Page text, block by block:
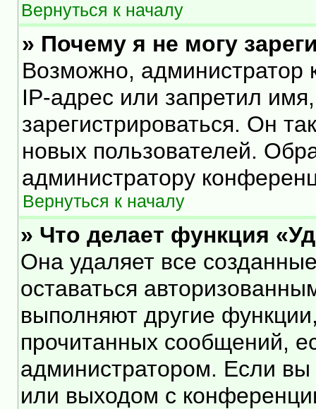
Вернуться к началу
» Почему я не могу
Возможно, администратор
IP-адрес или запретил
зарегистрироваться. Он
новых пользователей.
администратору
Вернуться к началу
» Что делает функция
Она удаляет все
оставаться
выполняют другие
прочитанных сообщений,
администратором. Если
или выходом с